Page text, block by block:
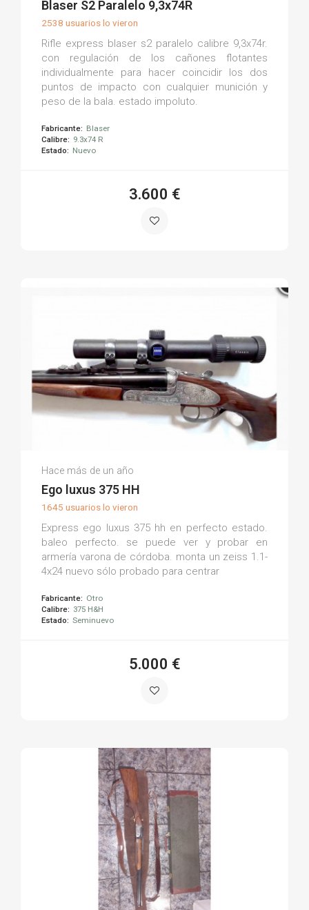
Blaser S2 Paralelo 9,3x74R
2538 usuarios lo vieron
Rifle express blaser s2 paralelo calibre 9,3x74r.
con regulación de los cañones flotantes
individualmente para hacer coincidir los dos
puntos de impacto con cualquier munición y
peso de la bala. estado impoluto.
Fabricante: Blaser
Calibre: 9.3x74 R
Estado: Nuevo
3.600 €
Jose S.
(0)
Hace más de un año
Ego luxus 375 HH
1645 usuarios lo vieron
Express ego luxus 375 hh en perfecto estado.
baleo perfecto. se puede ver y probar en
armería varona de córdoba. monta un zeiss 1.1-
4x24 nuevo sólo probado para centrar
Fabricante: Otro
Calibre: 375 H&H
Estado: Seminuevo
5.000 €